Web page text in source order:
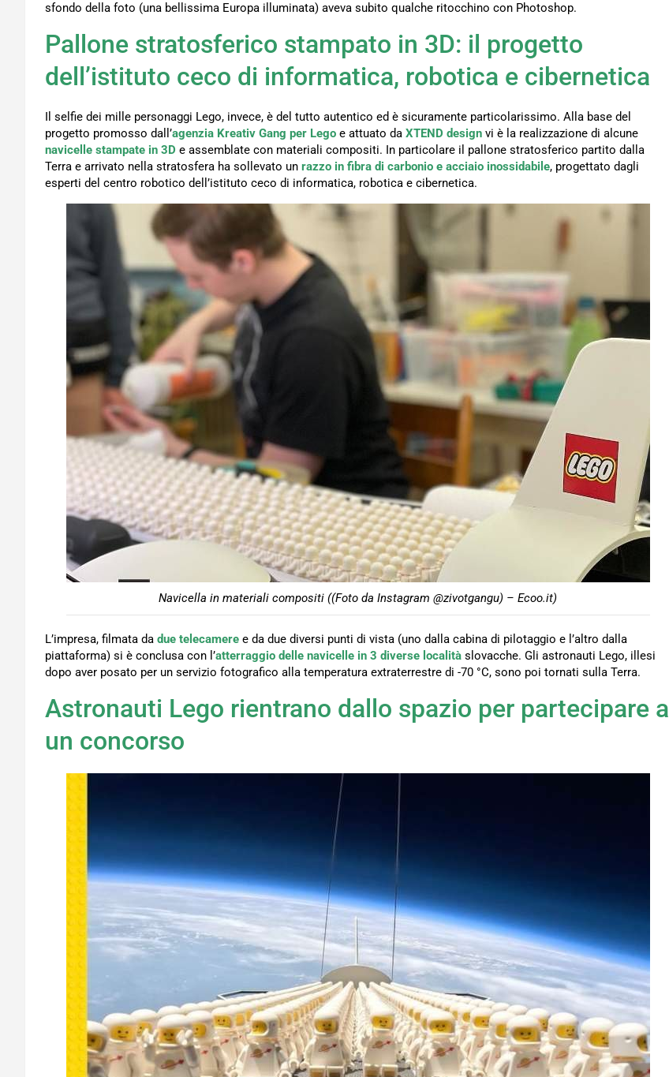
sfondo della foto (una bellissima Europa illuminata) aveva subito qualche ritocchino con Photoshop.
Pallone stratosferico stampato in 3D: il progetto
dell’istituto ceco di informatica, robotica e cibernetica
Il selfie dei mille personaggi Lego, invece, è del tutto autentico ed è sicuramente particolarissimo. Alla base del
progetto promosso dall’agenzia Kreativ Gang per Lego e attuato da XTEND design vi è la realizzazione di alcune
navicelle stampate in 3D e assemblate con materiali compositi. In particolare il pallone stratosferico partito dalla
Terra e arrivato nella stratosfera ha sollevato un razzo in fibra di carbonio e acciaio inossidabile, progettato dagli
esperti del centro robotico dell’istituto ceco di informatica, robotica e cibernetica.
Navicella in materiali compositi ((Foto da Instagram @zivotgangu) – Ecoo.it)
L’impresa, filmata da due telecamere e da due diversi punti di vista (uno dalla cabina di pilotaggio e l’altro dalla
piattaforma) si è conclusa con l’atterraggio delle navicelle in 3 diverse località slovacche. Gli astronauti Lego, illesi
dopo aver posato per un servizio fotografico alla temperatura extraterrestre di -70 °C, sono poi tornati sulla Terra.
Astronauti Lego rientrano dallo spazio per partecipare a
un concorso